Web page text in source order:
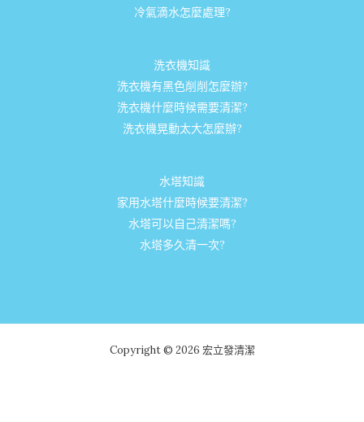
冷氣滴水怎麼處理?
洗衣機知識
洗衣機有黑色削削怎麼辦?
洗衣機什麼時候需要清潔?
洗衣機晃動太大怎麼辦?
水塔知識
家用水塔什麼時候要清潔?
水塔可以自己清潔嗎?
水塔多久清一次?
Copyright © 2026 宏立發清潔